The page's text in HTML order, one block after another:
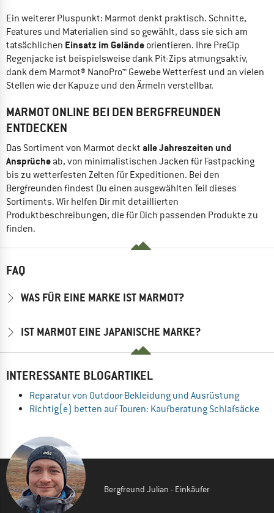
Ein weiterer Pluspunkt: Marmot denkt praktisch. Schnitte,
Features und Materialien sind so gewählt, dass sie sich am
tatsächlichen Einsatz im Gelände orientieren. Ihre PreCip
Regenjacke ist beispielsweise dank Pit-Zips atmungsaktiv,
dank dem Marmot® NanoPro™ Gewebe Wetterfest und an vielen
Stellen wie der Kapuze und den Ärmeln verstellbar.
MARMOT ONLINE BEI DEN BERGFREUNDEN
ENTDECKEN
Das Sortiment von Marmot deckt alle Jahreszeiten und
Ansprüche ab, von minimalistischen Jacken für Fastpacking
bis zu wetterfesten Zelten für Expeditionen. Bei den
Bergfreunden findest Du einen ausgewählten Teil dieses
Sortiments. Wir helfen Dir mit detaillierten
Produktbeschreibungen, die für Dich passenden Produkte zu
finden.
FAQ
WAS FÜR EINE MARKE IST MARMOT?
IST MARMOT EINE JAPANISCHE MARKE?
INTERESSANTE BLOGARTIKEL
Reparatur von Outdoor-Bekleidung und Ausrüstung
Richtig(e) betten auf Touren: Kaufberatung Schlafsäcke
Bergfreund Julian - Einkäufer